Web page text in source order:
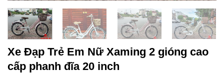
Xe Đạp Trẻ Em Nữ Xaming 2 gióng cao
cấp phanh đĩa 20 inch